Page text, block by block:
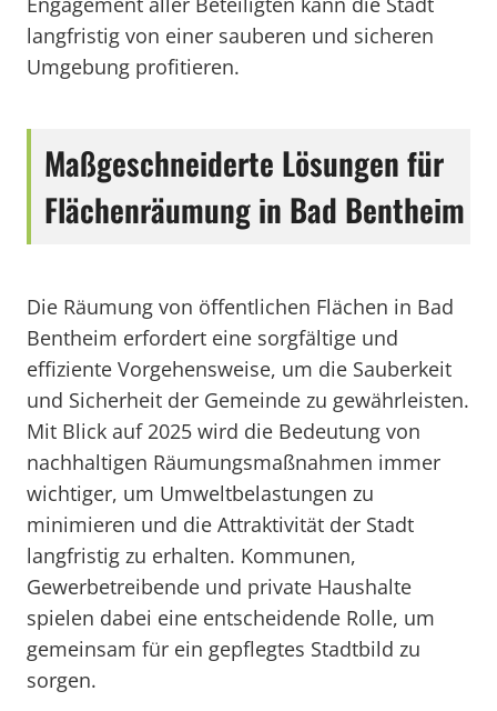
langfristig von einer sauberen und sicheren
Umgebung profitieren.
Maßgeschneiderte Lösungen für
Flächenräumung in Bad Bentheim
Die Räumung von öffentlichen Flächen in Bad
Bentheim erfordert eine sorgfältige und
effiziente Vorgehensweise, um die Sauberkeit
und Sicherheit der Gemeinde zu gewährleisten.
Mit Blick auf 2025 wird die Bedeutung von
nachhaltigen Räumungsmaßnahmen immer
wichtiger, um Umweltbelastungen zu
minimieren und die Attraktivität der Stadt
langfristig zu erhalten. Kommunen,
Gewerbetreibende und private Haushalte
spielen dabei eine entscheidende Rolle, um
gemeinsam für ein gepflegtes Stadtbild zu
sorgen.